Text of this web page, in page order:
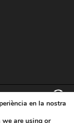
en la nostra
are using or